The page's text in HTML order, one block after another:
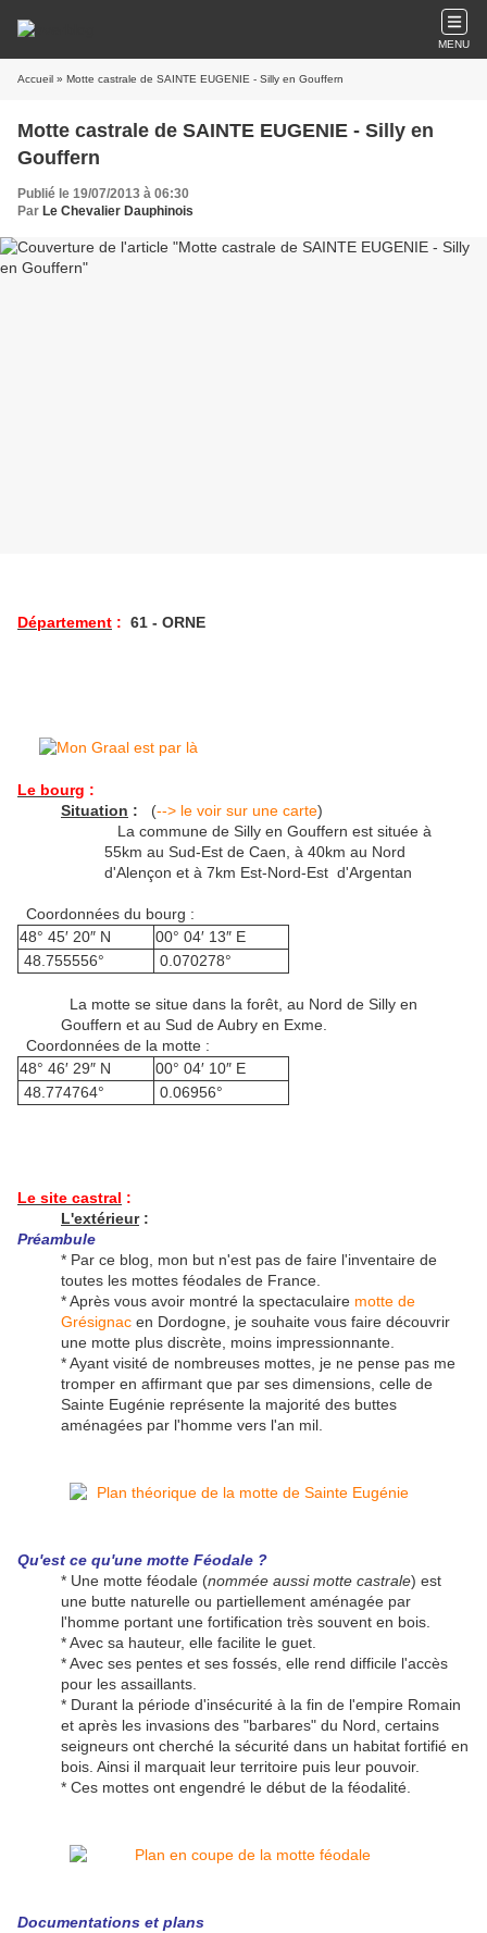
MENU
Accueil » Motte castrale de SAINTE EUGENIE - Silly en Gouffern
Motte castrale de SAINTE EUGENIE - Silly en
Gouffern
Publié le 19/07/2013 à 06:30
Par Le Chevalier Dauphinois
Département : 61 - ORNE
Le bourg :
Situation : (--> le voir sur une carte)
La commune de Silly en Gouffern est située à
55km au Sud-Est de Caen, à 40km au Nord
d'Alençon et à 7km Est-Nord-Est d'Argentan
Coordonnées du bourg :
48° 45′ 20″ N
00° 04′ 13″ E
48.755556°
0.070278°
La motte se situe dans la forêt, au Nord de Silly en
Gouffern et au Sud de Aubry en Exme.
Coordonnées de la motte :
48° 46′ 29″ N
00° 04′ 10″ E
48.774764°
0.06956°
Le site castral :
L'extérieur:
Préambule
* Par ce blog, mon but n'est pas de faire l'inventaire de
toutes les mottes féodales de France.
* Après vous avoir montré la spectaculaire motte de
Grésignac en Dordogne, je souhaite vous faire découvrir
une motte plus discrète, moins impressionnante.
* Ayant visité de nombreuses mottes, je ne pense pas me
tromper en affirmant que par ses dimensions, celle de
Sainte Eugénie représente la majorité des buttes
aménagées par l'homme vers l'an mil.
Qu'est ce qu'une motte Féodale ?
* Une motte féodale (nommée aussi motte castrale) est
une butte naturelle ou partiellement aménagée par
l'homme portant une fortification très souvent en bois.
* Avec sa hauteur, elle facilite le guet.
* Avec ses pentes et ses fossés, elle rend difficile l'accès
pour les assaillants.
* Durant la période d'insécurité à la fin de l'empire Romain
et après les invasions des "barbares" du Nord, certains
seigneurs ont cherché la sécurité dans un habitat fortifié en
bois. Ainsi il marquait leur territoire puis leur pouvoir.
* Ces mottes ont engendré le début de la féodalité.
Documentations et plans